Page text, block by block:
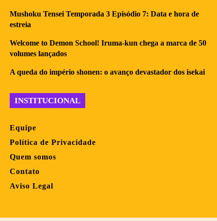
Mushoku Tensei Temporada 3 Episódio 7: Data e hora de
estreia
Welcome to Demon School! Iruma-kun chega a marca de 50
volumes lançados
A queda do império shonen: o avanço devastador dos isekai
INSTITUCIONAL
Equipe
Política de Privacidade
Quem somos
Contato
Aviso Legal